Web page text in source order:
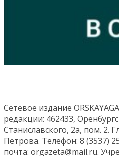
Сетевое издание
редакции: 462433,
Станиславского, 2а, пом. 2.
Петрова. Телефон: 8 (3537)
почта: orgazeta@mail.ru.